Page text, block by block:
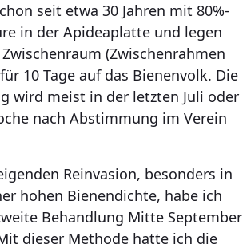
seit etwa 30 Jahren mit 80%-
in der Apideaplatte und legen
(Zwischenrahmen
10 Tage auf das Bienenvolk. Die
wird meist in der letzten Juli oder
nach Abstimmung im Verein
Reinvasion, besonders in
hohen Bienendichte, habe ich
Behandlung Mitte September
dieser Methode hatte ich die